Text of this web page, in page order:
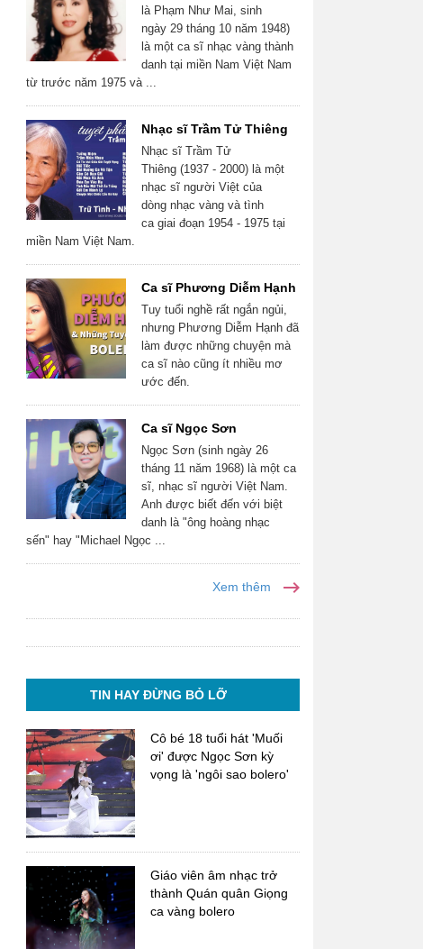
là Phạm Như Mai, sinh
ngày 29 tháng 10 năm 1948)
là một ca sĩ nhạc vàng thành
danh tại miền Nam Việt Nam
từ trước năm 1975 và ...
Nhạc sĩ Trầm Tử Thiêng
Nhạc sĩ Trầm Tử
Thiêng (1937 - 2000) là một
nhạc sĩ người Việt của
dòng nhạc vàng và tình
ca giai đoạn 1954 - 1975 tại
miền Nam Việt Nam.
Ca sĩ Phương Diễm Hạnh
Tuy tuổi nghề rất ngắn ngủi,
nhưng Phương Diễm Hạnh đã
làm được những chuyện mà
ca sĩ nào cũng ít nhiều mơ
ước đến.
Ca sĩ Ngọc Sơn
Ngọc Sơn (sinh ngày 26
tháng 11 năm 1968) là một ca
sĩ, nhạc sĩ người Việt Nam.
Anh được biết đến với biệt
danh là "ông hoàng nhạc
sến" hay "Michael Ngọc ...
Xem thêm
TIN HAY ĐỪNG BỎ LỠ
Cô bé 18 tuổi hát 'Muối
ơi' được Ngọc Sơn kỳ
vọng là 'ngôi sao bolero'
Giáo viên âm nhạc trở
thành Quán quân Giọng
ca vàng bolero